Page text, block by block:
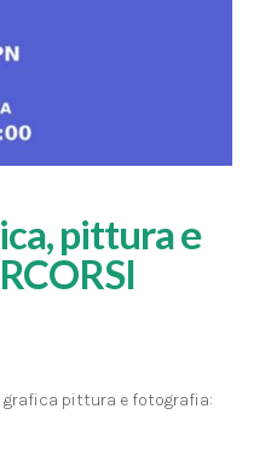
pittura e
grafica pittura e fotografia: